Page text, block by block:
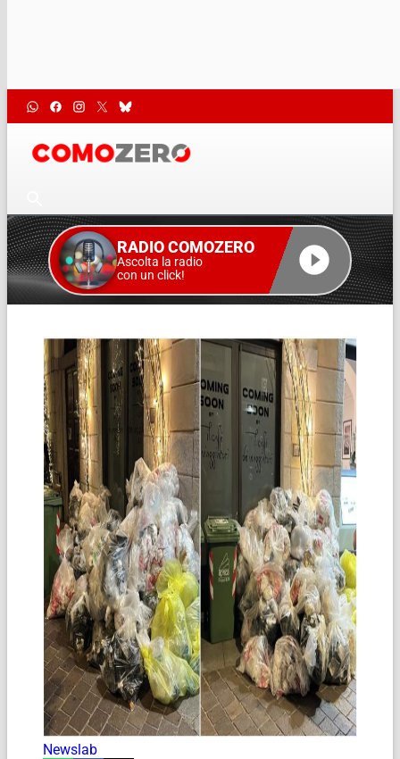
RADIO COMOZERO
Ascolta la radio
con un click!
Newslab